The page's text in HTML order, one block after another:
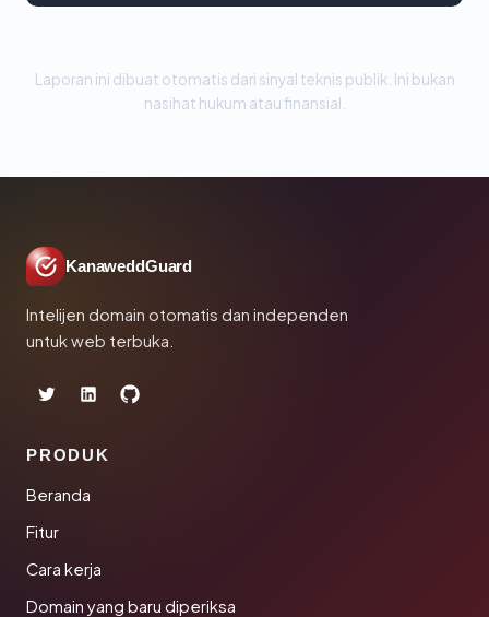
Laporan ini dibuat otomatis dari sinyal teknis publik. Ini bukan
nasihat hukum atau finansial.
KanaweddGuard
Intelijen domain otomatis dan independen
untuk web terbuka.
PRODUK
Beranda
Fitur
Cara kerja
Domain yang baru diperiksa